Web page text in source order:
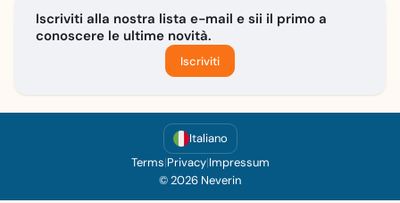
Iscriviti alla nostra lista e-mail e sii il primo a
conoscere le ultime novità.
Iscriviti
Italiano
Terms|Privacy|Impressum
© 2026 Neverin